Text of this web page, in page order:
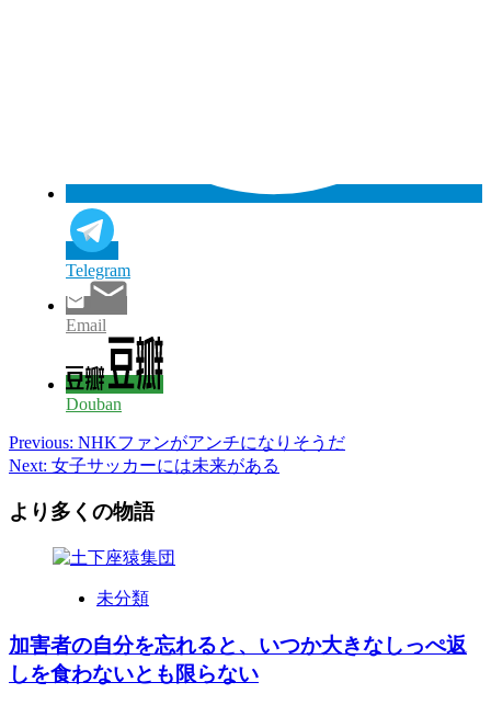
Telegram
Email
Douban
Post
navigation
Previous: NHKファンがアンチになりそうだ
Next: 女子サッカーには未来がある
より多くの物語
未分類
加害者の自分を忘れると、いつか大きなしっぺ返
しを食わないとも限らない